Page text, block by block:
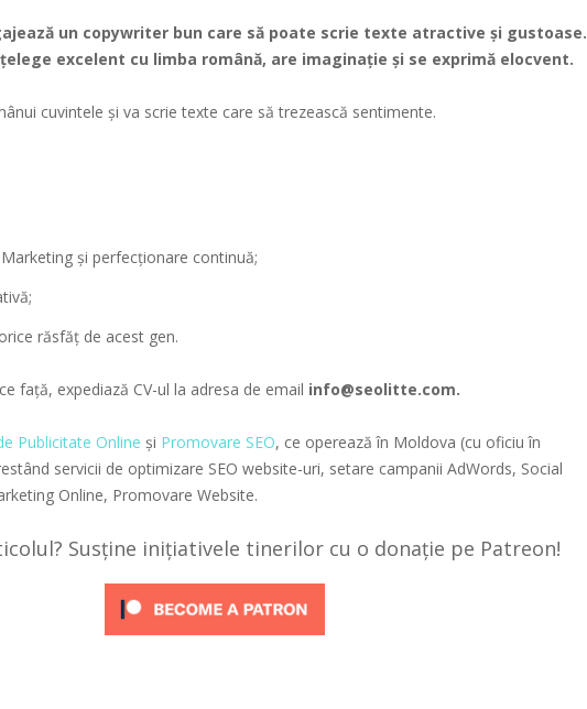
un copywriter bun care să poate scrie texte atractive şi gustoase.
excelent cu limba română, are imaginaţie şi se exprimă elocvent.
cuvintele și va scrie texte care să trezească sentimente.
şi perfecţionare continuă;
răsfăţ de acest gen.
față, expediază CV-ul la adresa de email info@seolitte.com.
Publicitate Online și Promovare SEO, ce operează în Moldova (cu oficiu în
servicii de optimizare SEO website-uri, setare campanii AdWords, Social
Online, Promovare Website.
Susține inițiativele tinerilor cu o donație pe Patreon!